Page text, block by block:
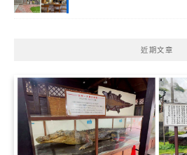
近期文章